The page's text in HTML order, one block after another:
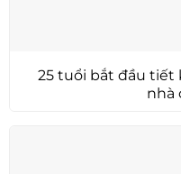
25 tuổi bắt đầu tiết
nhà